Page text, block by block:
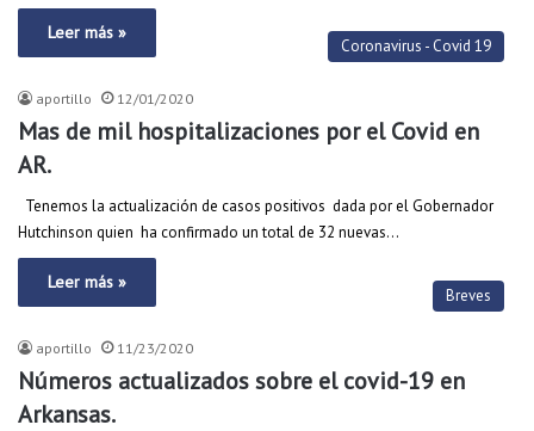
Leer más »
Coronavirus - Covid 19
aportillo 12/01/2020
Mas de mil hospitalizaciones por el Covid en
AR.
Tenemos la actualización de casos positivos dada por el Gobernador
Hutchinson quien ha confirmado un total de 32 nuevas…
Leer más »
Breves
aportillo 11/23/2020
Números actualizados sobre el covid-19 en
Arkansas.